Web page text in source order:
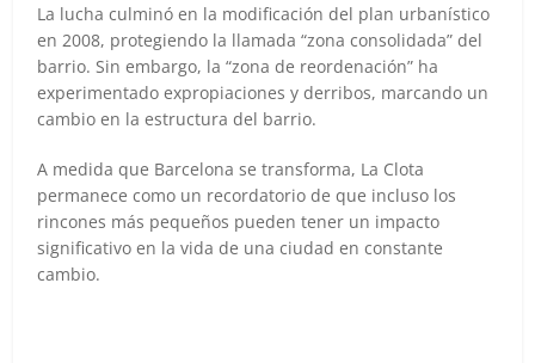
La lucha culminó en la modificación del plan urbanístico
en 2008, protegiendo la llamada “zona consolidada” del
barrio. Sin embargo, la “zona de reordenación” ha
experimentado expropiaciones y derribos, marcando un
cambio en la estructura del barrio.
A medida que Barcelona se transforma, La Clota
permanece como un recordatorio de que incluso los
rincones más pequeños pueden tener un impacto
significativo en la vida de una ciudad en constante
cambio.